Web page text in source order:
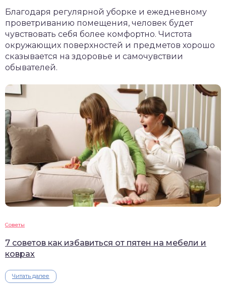
Благодаря регулярной уборке и ежедневному
проветриванию помещения, человек будет
чувствовать себя более комфортно. Чистота
окружающих поверхностей и предметов хорошо
сказывается на здоровье и самочувствии
обывателей.
Советы
7 советов как избавиться от пятен на мебели и
коврах
Читать далее